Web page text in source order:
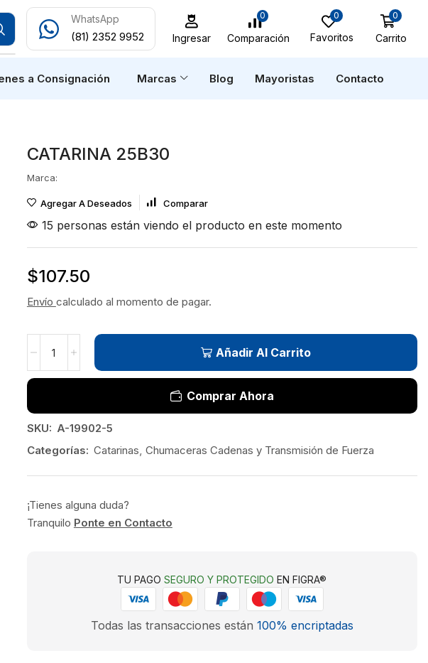
WhatsApp
(81) 2352 9952 Ingresar
0
Comparación
0
Favoritos
0
Carrito
a Consignación Marcas Blog Mayoristas Contacto
CATARINA 25B30
Marca:
Agregar A Deseados Comparar
15 personas están viendo el producto en este momento
$107.50
Envío calculado al momento de pagar.
Añadir Al Carrito
Comprar Ahora
SKU: A-19902-5
Categorías: Catarinas, Chumaceras Cadenas y Transmisión de Fuerza
¡Tienes alguna duda?
Tranquilo Ponte en Contacto
TU PAGOSEGURO Y PROTEGIDO EN FIGRA®
Todas las transacciones están 100% encriptadas